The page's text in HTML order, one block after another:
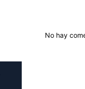
No hay